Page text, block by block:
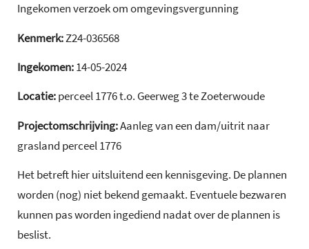
Ingekomen verzoek om omgevingsvergunning
Kenmerk:Z24-036568
Ingekomen:14-05-2024
Locatie:perceel 1776 t.o. Geerweg 3 te Zoeterwoude
Projectomschrijving:Aanleg van een dam/uitrit naar
grasland perceel 1776
Het betreft hier uitsluitend een kennisgeving. De plannen
worden (nog) niet bekend gemaakt. Eventuele bezwaren
kunnen pas worden ingediend nadat over de plannen is
beslist.